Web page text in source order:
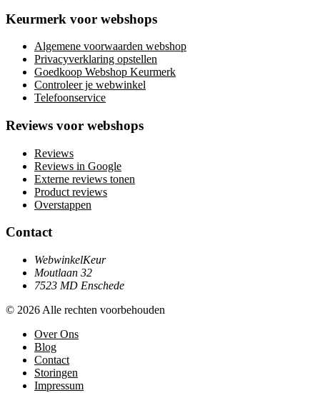
Keurmerk voor webshops
Algemene voorwaarden webshop
Privacyverklaring opstellen
Goedkoop Webshop Keurmerk
Controleer je webwinkel
Telefoonservice
Reviews voor webshops
Reviews
Reviews in Google
Externe reviews tonen
Product reviews
Overstappen
Contact
WebwinkelKeur
Moutlaan 32
7523 MD Enschede
© 2026 Alle rechten voorbehouden
Over Ons
Blog
Contact
Storingen
Impressum